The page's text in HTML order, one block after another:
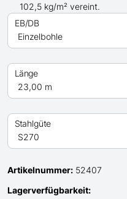
102,5 kg/m² vereint.
EB/DB
Länge
Stahlgüte
Artikelnummer: 52407
Lagerverfügbarkeit: